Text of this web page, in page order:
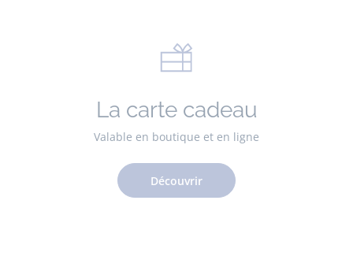
La carte cadeau
Valable en boutique et en ligne
Découvrir